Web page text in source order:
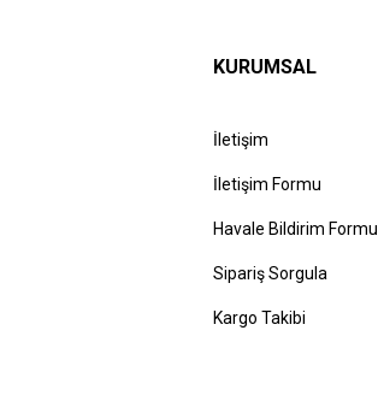
KURUMSAL
İletişim
İletişim Formu
Havale Bildirim Formu
Sipariş Sorgula
Kargo Takibi